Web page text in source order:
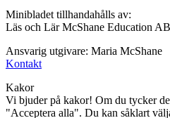
Minibladet tillhandahålls av:
Läs och Lär McShane Education AB
Ansvarig utgivare: Maria McShane
Kontakt
Kakor
Vi bjuder på kakor! Om du tycker
"Acceptera alla". Du kan såklart